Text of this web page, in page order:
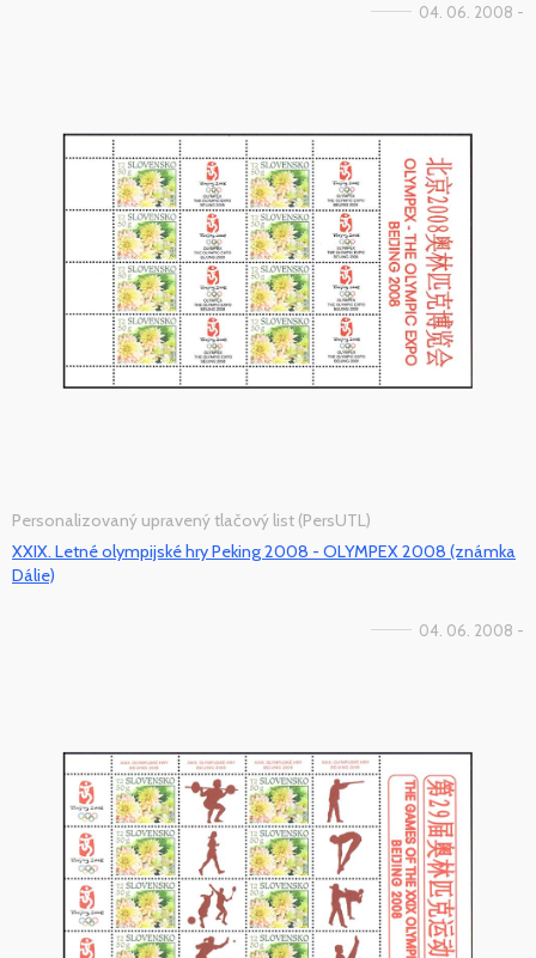
04. 06. 2008 -
Personalizovaný upravený tlačový list (PersUTL)
XXIX. Letné olympijské hry Peking 2008 - OLYMPEX 2008 (známka
Dálie)
04. 06. 2008 -